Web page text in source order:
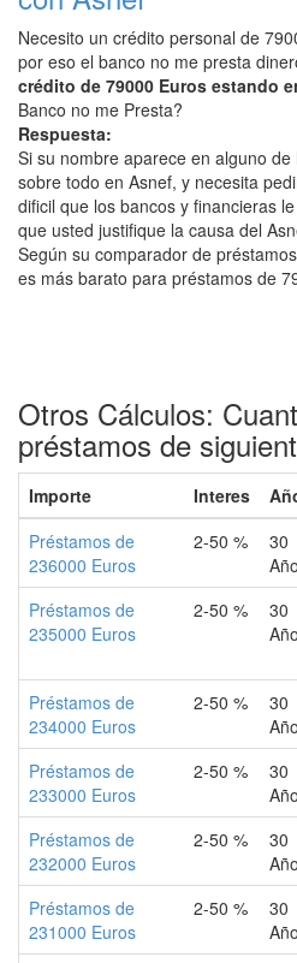
Necesito un crédito personal de
por eso el banco no me presta
crédito de 79000 Euros estando
Banco no me Presta?
Respuesta:
Si su nombre aparece en alguno
sobre todo en Asnef, y necesita
dificil que los bancos y financieras
que usted justifique la causa del
Según su comparador de
es más barato para préstamos de
Otros Cálculos:
préstamos de
Importe Interes
Préstamos de
236000 Euros
2-50 %
30
Préstamos de
235000 Euros
2-50 %
30
Préstamos de
234000 Euros
2-50 %
30
Préstamos de
233000 Euros
2-50 %
30
Préstamos de
232000 Euros
2-50 %
30
Préstamos de
231000 Euros
2-50 %
30